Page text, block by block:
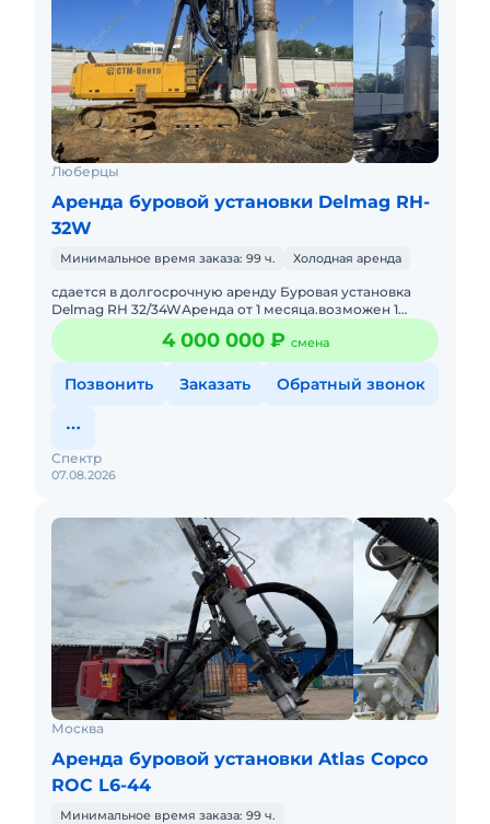
Люберцы
Аренда буровой установки Delmag RH-
32W
Минимальное время заказа: 99 ч. Холодная аренда
сдается в долгосрочную аренду Буровая установка
Delmag RH 32/34WАренда от 1 месяца.возможен 1
сменный режим 11 часов или 2-х сменный режим 22
часа.Экипаж машины4 000 000 ₽ смена
Позвонить Заказать Обратный звонок
07.08.2026
Спектр
Москва
Аренда буровой установки Atlas Copco
ROC L6-44
Минимальное время заказа: 99 ч.